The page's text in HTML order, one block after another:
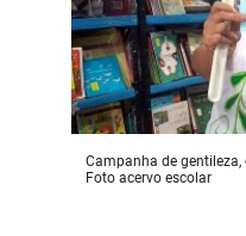
Campanha de
Foto acervo escolar